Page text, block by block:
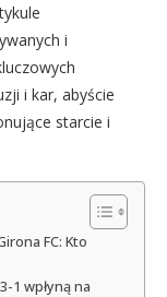
i
i kar, abyście
starcie i
FC: Kto
1 wpłyną na